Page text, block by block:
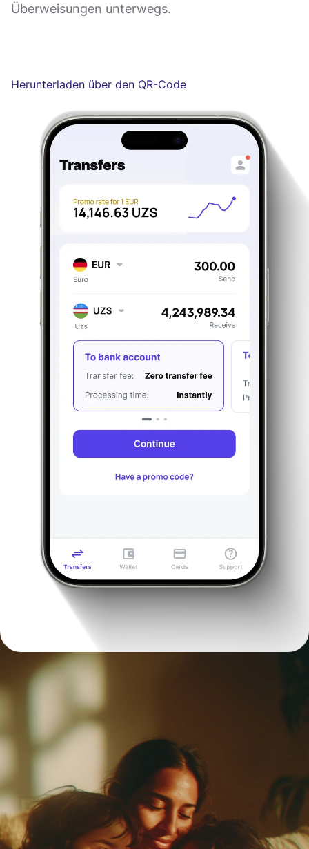
Überweisungen unterwegs.
Herunterladen über den QR-Code